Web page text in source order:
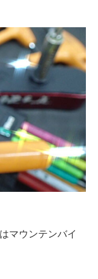
マウンテンバイ